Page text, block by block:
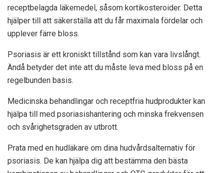
receptbelagda läkemedel, såsom kortikosteroider. Detta
hjälper till att säkerställa att du får maximala fördelar och
upplever färre bloss.
Psoriasis är ett kroniskt tillstånd som kan vara livslångt.
Ändå betyder det inte att du måste leva med bloss på en
regelbunden basis.
Medicinska behandlingar och receptfria hudprodukter kan
hjälpa till med psoriasishantering och minska frekvensen
och svårighetsgraden av utbrott.
Prata med en hudläkare om dina hudvårdsalternativ för
psoriasis. De kan hjälpa dig att bestämma den bästa